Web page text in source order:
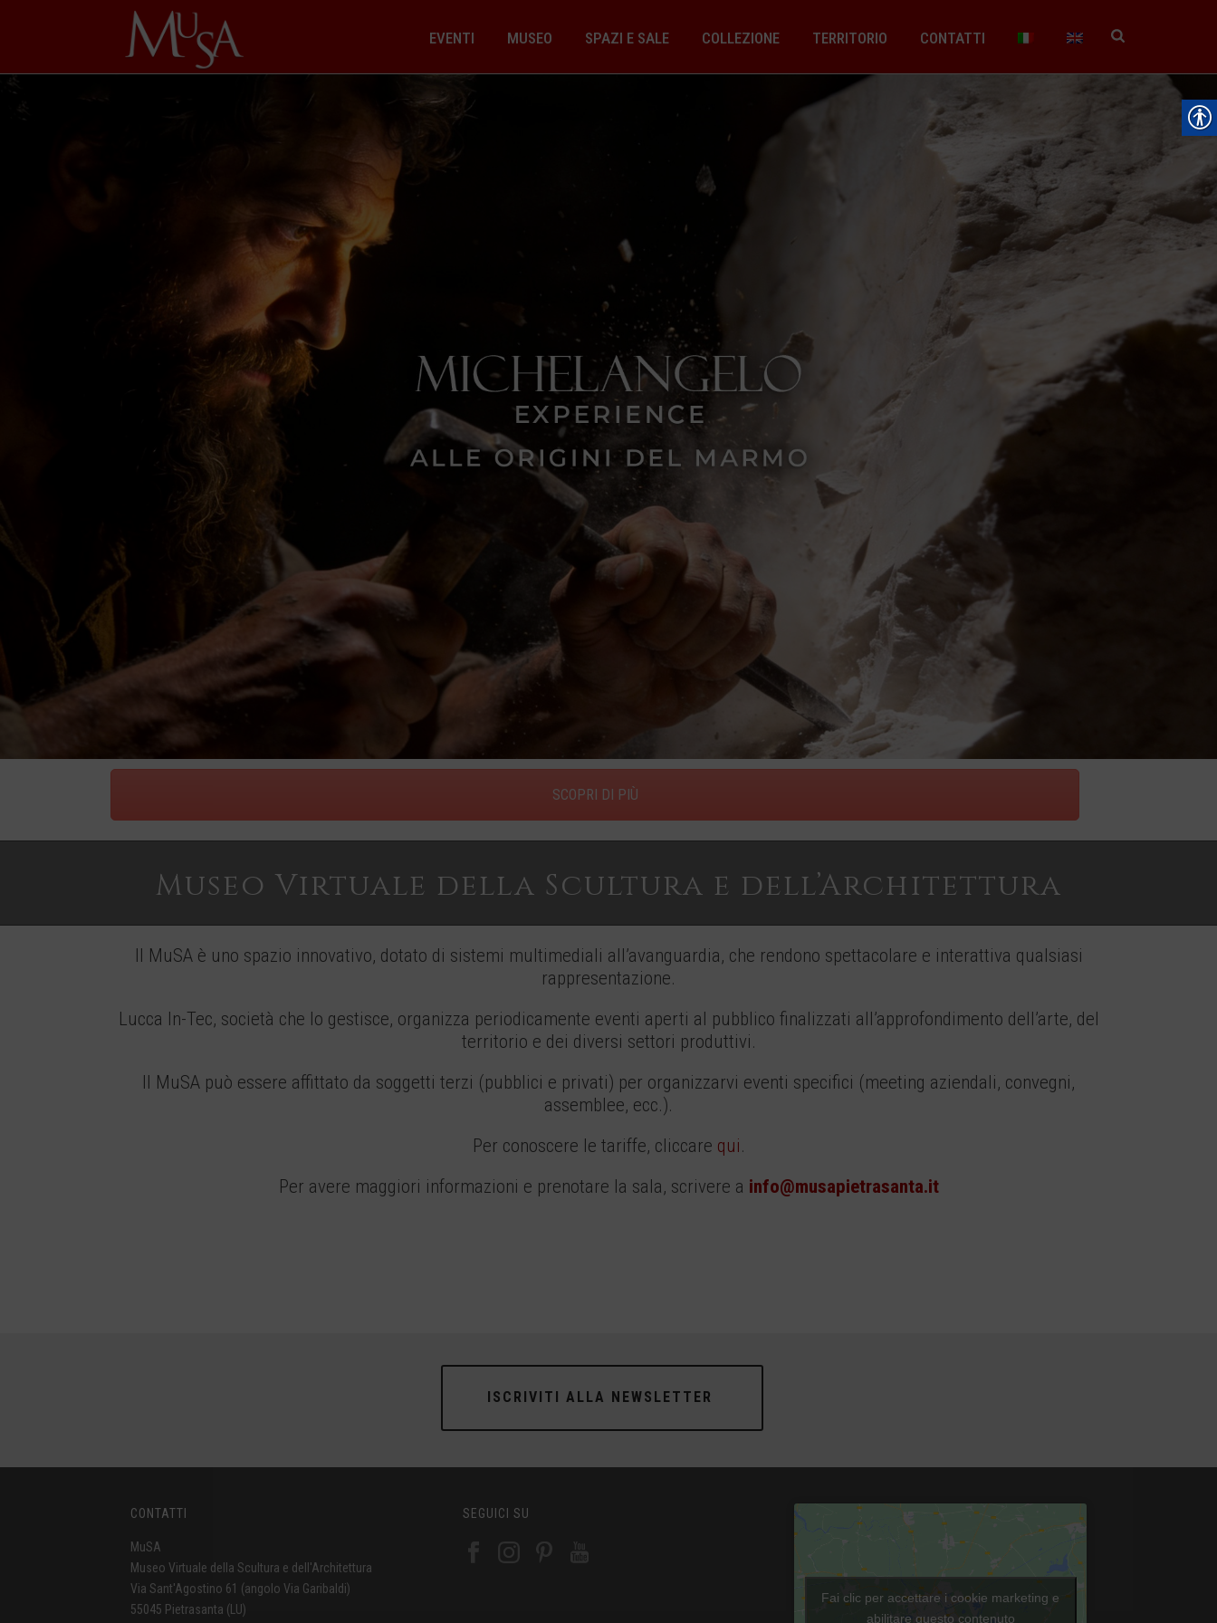
EVENTI MUSEO SPAZI E SALE COLLEZIONE TERRITORIO CONTATTI
SCOPRI DI PIÙ
Museo Virtuale della Scultura e dell’Architettura
Il MuSA è uno spazio innovativo, dotato di sistemi multimediali all’avanguardia, che rendono spettacolare e interattiva qualsiasi
rappresentazione.
Lucca In-Tec, società che lo gestisce, organizza periodicamente eventi aperti al pubblico finalizzati all’approfondimento dell’arte, del
territorio e dei diversi settori produttivi.
Il MuSA può essere affittato da soggetti terzi (pubblici e privati) per organizzarvi eventi specifici (meeting aziendali, convegni,
assemblee, ecc.).
Per conoscere le tariffe, cliccare qui.
Per avere maggiori informazioni e prenotare la sala, scrivere a info@musapietrasanta.it
ISCRIVITI ALLA NEWSLETTER
CONTATTI
MuSA
Museo Virtuale della Scultura e dell'Architettura
Via Sant'Agostino 61 (angolo Via Garibaldi)
55045 Pietrasanta (LU)
SEGUICI SU
Fai clic per accettare i cookie marketing e
abilitare questo contenuto